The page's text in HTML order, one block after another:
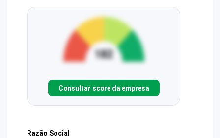
Consultar score da empresa
Razão Social